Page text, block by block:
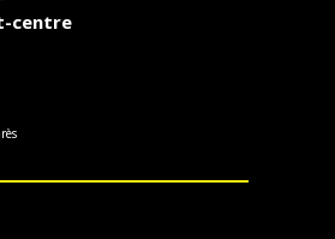
centre